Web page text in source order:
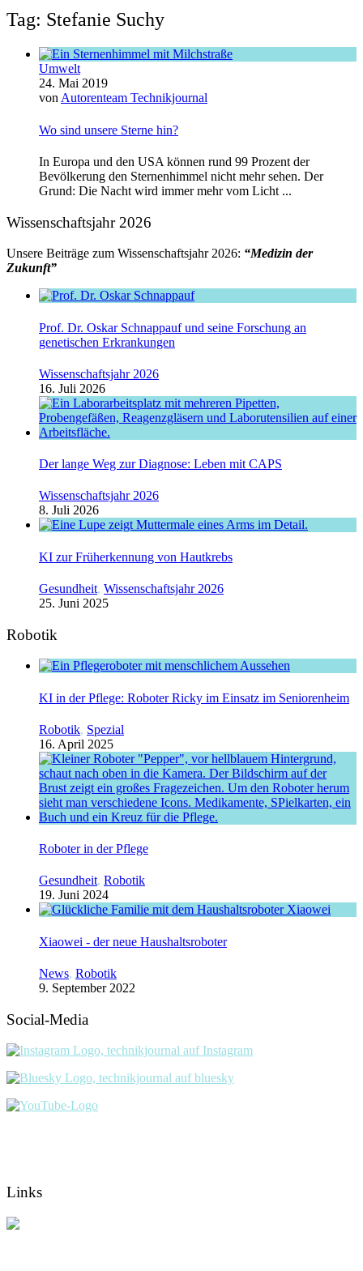
Tag: Stefanie Suchy
Umwelt
24. Mai 2019
von Autorenteam Technikjournal
Wo sind unsere Sterne hin?
In Europa und den USA können rund 99 Prozent der
Bevölkerung den Sternenhimmel nicht mehr sehen. Der
Grund: Die Nacht wird immer mehr vom Licht ...
Wissenschaftsjahr 2026
Unsere Beiträge zum Wissenschaftsjahr 2026: “Medizin der
Zukunft”
Prof. Dr. Oskar Schnappauf und seine Forschung an
genetischen Erkrankungen
Wissenschaftsjahr 2026
16. Juli 2026
Der lange Weg zur Diagnose: Leben mit CAPS
Wissenschaftsjahr 2026
8. Juli 2026
KI zur Früherkennung von Hautkrebs
Gesundheit, Wissenschaftsjahr 2026
25. Juni 2025
Robotik
KI in der Pflege: Roboter Ricky im Einsatz im Seniorenheim
Robotik, Spezial
16. April 2025
Roboter in der Pflege
Gesundheit, Robotik
19. Juni 2024
Xiaowei - der neue Haushaltsroboter
News, Robotik
9. September 2022
Social-Media
Links